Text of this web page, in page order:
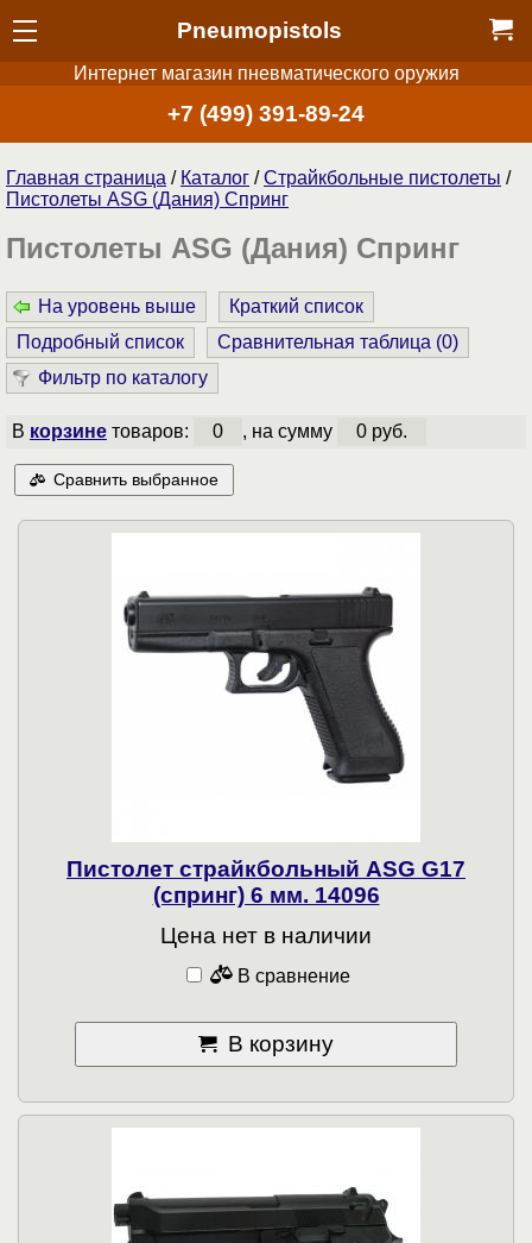
Pneumopistols
Интернет магазин пневматического оружия
+7 (499) 391-89-24
Главная страница / Каталог /Страйкбольные пистолеты /
Пистолеты ASG (Дания) Спринг
Пистолеты ASG (Дания) Спринг
На уровень выше
Краткий список
Подробный список
Сравнительная таблица (0)
Фильтр по каталогу
В корзинетоваров: 0 , на сумму 0 руб.
Сравнить выбранное
Пистолет страйкбольный ASG G17
(спринг) 6 мм. 14096
Цена нет в наличии
В сравнение
В корзину